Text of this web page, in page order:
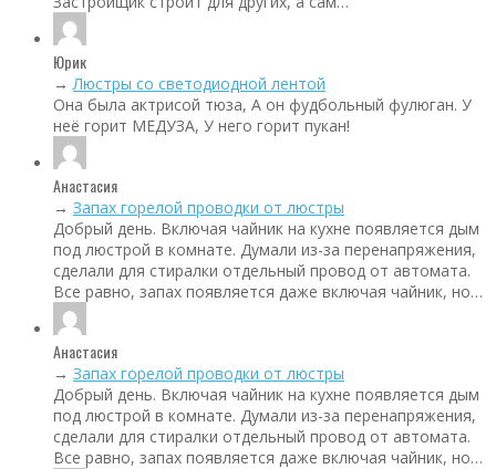
Юрик
→Люстры со светодиодной лентой
Она была актрисой тюза, А он фудбольный фулюган. У
неё горит МЕДУЗА, У него горит пукан!
Анастасия
→ Запах горелой проводки от люстры
Добрый день. Включая чайник на кухне появляется дым
под люстрой в комнате. Думали из-за перенапряжения,
сделали для стиралки отдельный провод от автомата.
Все равно, запах появляется даже включая чайник, но…
Анастасия
→ Запах горелой проводки от люстры
Добрый день. Включая чайник на кухне появляется дым
под люстрой в комнате. Думали из-за перенапряжения,
сделали для стиралки отдельный провод от автомата.
Все равно, запах появляется даже включая чайник, но…